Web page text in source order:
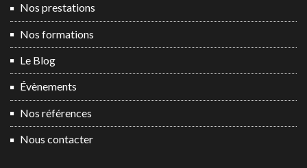
Nos prestations
Nos formations
Le Blog
Évènements
Nos références
Nous contacter